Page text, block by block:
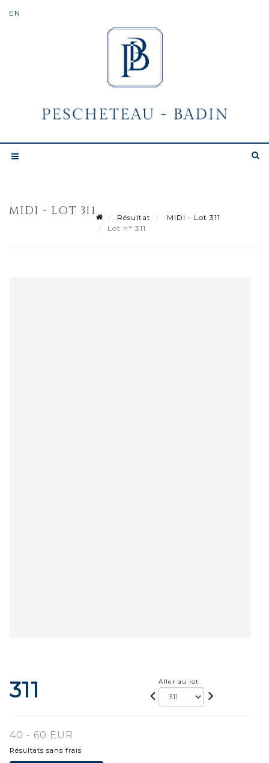
MIDI - LOT 311 Résultat
MIDI - Lot 311
Lot n° 311
311 Aller au lot
40 - 60 EUR
Résultats sans frais